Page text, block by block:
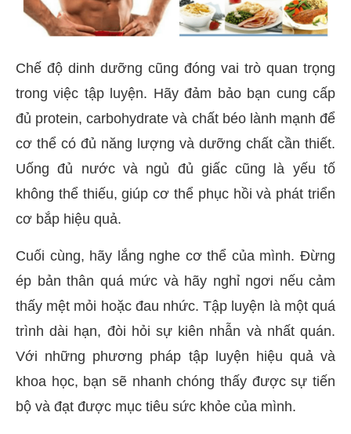
Chế độ dinh dưỡng cũng đóng vai trò quan trọng
trong việc tập luyện. Hãy đảm bảo bạn cung cấp
đủ protein, carbohydrate và chất béo lành mạnh để
cơ thể có đủ năng lượng và dưỡng chất cần thiết.
Uống đủ nước và ngủ đủ giấc cũng là yếu tố
không thể thiếu, giúp cơ thể phục hồi và phát triển
cơ bắp hiệu quả.
Cuối cùng, hãy lắng nghe cơ thể của mình. Đừng
ép bản thân quá mức và hãy nghỉ ngơi nếu cảm
thấy mệt mỏi hoặc đau nhức. Tập luyện là một quá
trình dài hạn, đòi hỏi sự kiên nhẫn và nhất quán.
Với những phương pháp tập luyện hiệu quả và
khoa học, bạn sẽ nhanh chóng thấy được sự tiến
bộ và đạt được mục tiêu sức khỏe của mình.